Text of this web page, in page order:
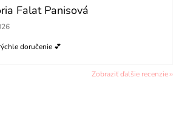
Falat Panisová
obchodu je 5 z 5 hviezdičiek.
doručenie 💕
Zobraziť ďalšie recenzie